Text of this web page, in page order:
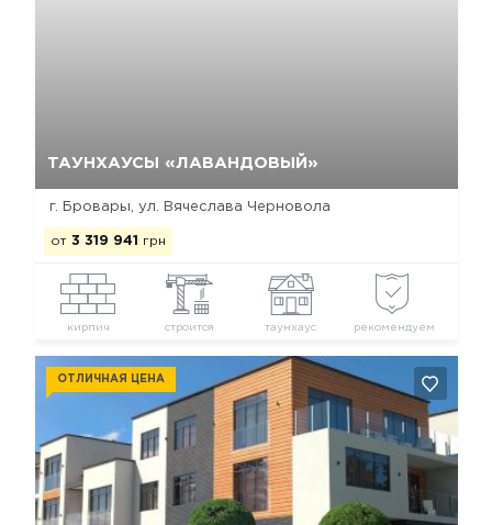
ТАУНХАУСЫ «ЛАВАНДОВЫЙ»
г. Бровары, ул. Вячеслава Черновола
от 3 319 941 грн
кирпич строится таунхаус рекомендуем
ОТЛИЧНАЯ ЦЕНА